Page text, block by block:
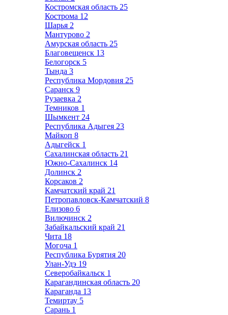
Костромская область 25
Кострома 12
Шарья 2
Мантурово 2
Амурская область 25
Благовещенск 13
Белогорск 5
Тында 3
Республика Мордовия 25
Саранск 9
Рузаевка 2
Темников 1
Шымкент 24
Республика Адыгея 23
Майкоп 8
Адыгейск 1
Сахалинская область 21
Южно-Сахалинск 14
Долинск 2
Корсаков 2
Камчатский край 21
Петропавловск-Камчатский 8
Елизово 6
Вилючинск 2
Забайкальский край 21
Чита 18
Могоча 1
Республика Бурятия 20
Улан-Удэ 19
Северобайкальск 1
Карагандинская область 20
Караганда 13
Темиртау 5
Сарань 1